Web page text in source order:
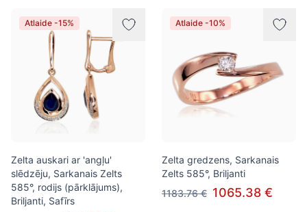
Atlaide -15%
Zelta auskari ar 'angļu'
slēdzēju, Sarkanais Zelts
585°, rodijs (pārklājums),
Briljanti, Safīrs
Atlaide -10%
Zelta gredzens, Sarkanais
Zelts 585°, Briljanti
1183.76 € 1065.38 €